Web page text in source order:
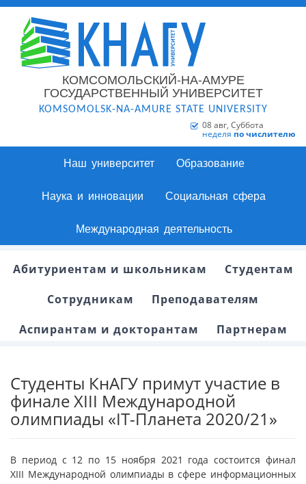
КОМСОМОЛЬСКИЙ-НА-АМУРЕ
ГОСУДАРСТВЕННЫЙ УНИВЕРСИТЕТ
KOMSOMOLSK-NA-AMURE STATE UNIVERSITY
08 авг, Суббота
неделя по числителю
Наш университет Образование
Наука и инновации Социальная сфера
Международная деятельность
Абитуриентам и школьникам
Студентам
Сотрудникам
Преподавателям
Аспирантам и докторантам
Партнерам
Студенты КнАГУ примут участие в
финале XIII Международной
олимпиады «IT-Планета 2020/21»
В период с 12 по 15 ноября 2021 года состоится финал
XIII Международной олимпиады в сфере информационных